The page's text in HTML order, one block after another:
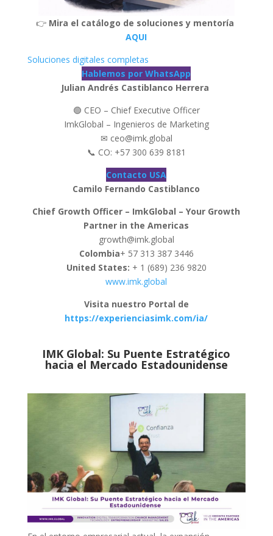
👉 Mira el catálogo de soluciones y mentoría
AQUI
Soluciones digitales completas
Hablemos por WhatsApp
Julian Andrés Castiblanco Herrera
🟢 CEO – Chief Executive Officer
ImkGlobal – Ingenieros de Marketing
✉ ceo@imk.global
📞 CO: +57 300 639 8181
Contacto USA
Camilo Fernando Castiblanco
Chief Growth Officer – ImkGlobal – Your Growth
Partner in the Americas
growth@imk.global
Colombia+ 57 313 387 3446
United States: + 1 (689) 236 9820
www.imk.global
Visita nuestro Portal de
https://experienciasimk.com/ia/
IMK Global: Su Puente Estratégico
hacia el Mercado Estadounidense